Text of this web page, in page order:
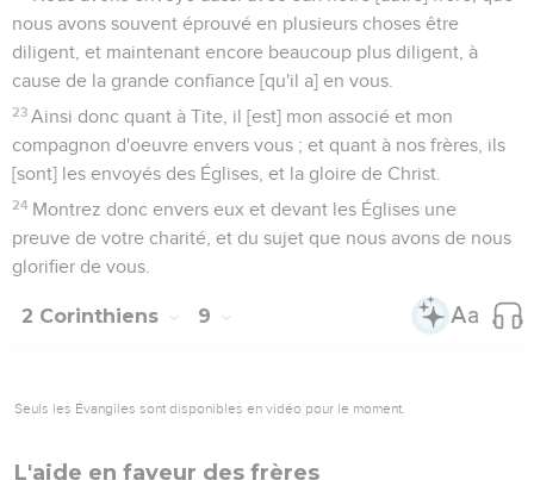
nous avons souvent éprouvé en plusieurs choses être
diligent, et maintenant encore beaucoup plus diligent, à
cause de la grande confiance [qu'il a] en vous.
23 Ainsi donc quant à Tite, il [est] mon associé et mon
compagnon d'oeuvre envers vous ; et quant à nos frères, ils
[sont] les envoyés des Églises, et la gloire de Christ.
24 Montrez donc envers eux et devant les Églises une
preuve de votre charité, et du sujet que nous avons de nous
glorifier de vous.
2 Corinthiens 9
Seuls les Évangiles sont disponibles en vidéo pour le moment.
L'aide en faveur des frères